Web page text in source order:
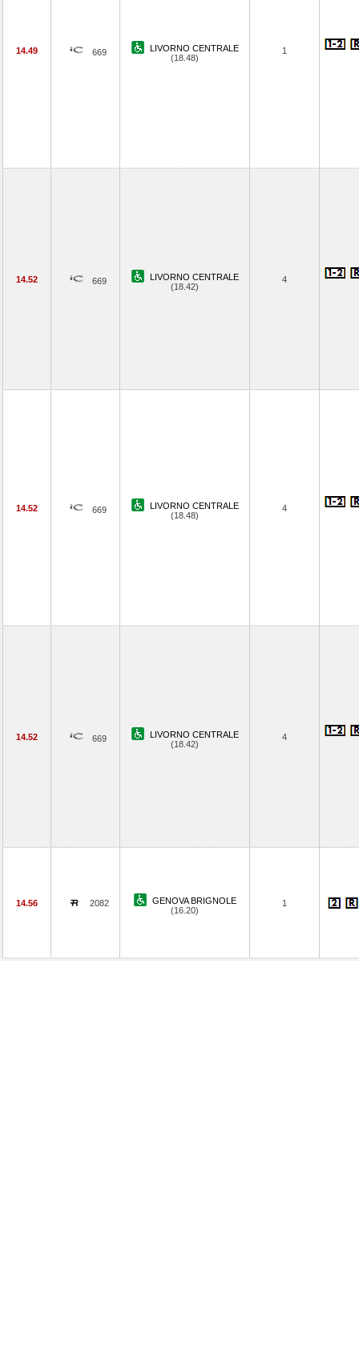
14.49 669
LIVORNO CENTRALE
(18.48)
1
14.52 669
LIVORNO CENTRALE
(18.42)
4
14.52 669
LIVORNO CENTRALE
(18.48)
4
14.52 669
LIVORNO CENTRALE
(18.42)
4
14.56 2082
GENOVA BRIGNOLE
(16.20)
1